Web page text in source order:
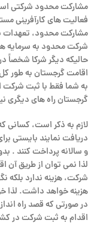
مشارکت محدود شرکتی
فعالیت های کارآفرینی
مشارکت محدود، تعهدات
شرکت محدود به سرمایه
حالیکه دیگر شرکا شخصاً
اقامت گرجستان به طور
به شما فقط با ثبت شرکت
گرجستان راه های دیگری
لازم به ذکر است، کسانی
دریافت نمایند بایستی
و سالانه پرداخت کنند .
لذا نمی توان از طریق آن
شرکت، هزینه ندارد
هزینه خواهد داشت. لذا
در صورتی که قصد راه
اقدام به ثبت شرکت در